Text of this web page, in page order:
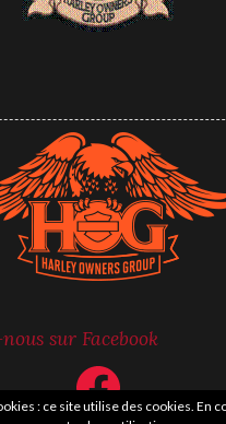
sur Facebook
Facebook
: ce site utilise des cookies. En